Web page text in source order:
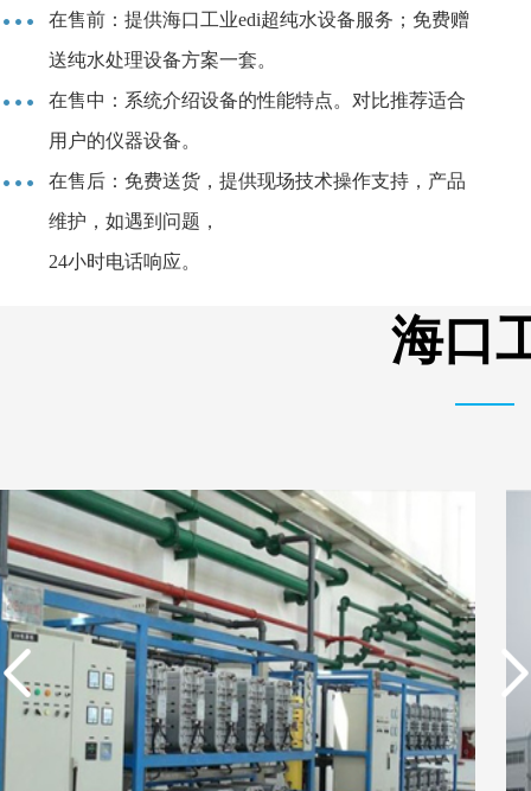
在售前：提供海口工业edi超纯水设备服务；免费赠
送纯水处理设备方案一套。
在售中：系统介绍设备的性能特点。对比推荐适合
用户的仪器设备。
在售后：免费送货，提供现场技术操作支持，产品
维护，如遇到问题，
24小时电话响应。
海口